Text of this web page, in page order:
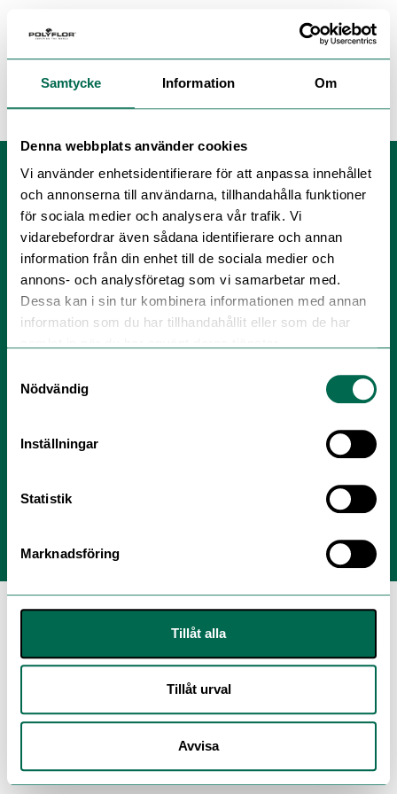
Samtycke Information Om
Denna webbplats använder cookies
Vi använder enhetsidentifierare för att anpassa innehållet
och annonserna till användarna, tillhandahålla funktioner
för sociala medier och analysera vår trafik. Vi
vidarebefordrar även sådana identifierare och annan
information från din enhet till de sociala medier och
annons- och analysföretag som vi samarbetar med.
Dessa kan i sin tur kombinera informationen med annan
information som du har tillhandahållit eller som de har
Nödvändig
Inställningar
Statistik
Marknadsföring
Tillåt alla
Tillåt urval
Avvisa
EPD
Polyflor Nordic Sweden AB
Tel:+46 (0) 300 158 20